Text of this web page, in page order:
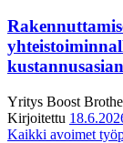
Yritys Boost
Kirjoitettu
Kaikki avoimet